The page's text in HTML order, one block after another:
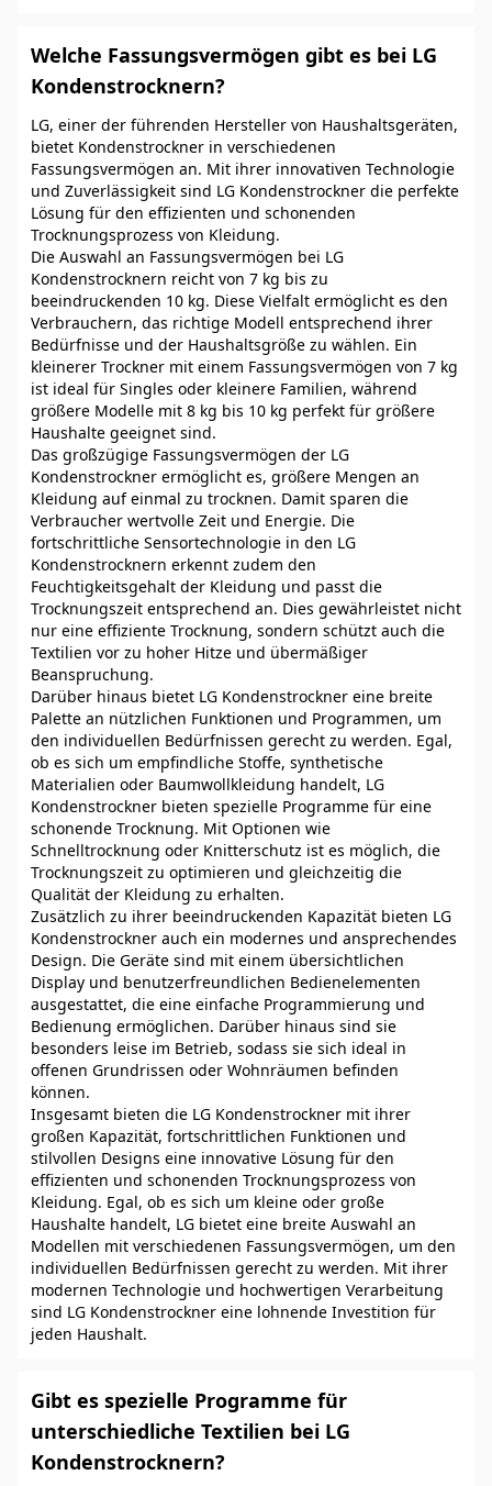
Welche Fassungsvermögen gibt es bei LG
Kondenstrocknern?
LG, einer der führenden Hersteller von Haushaltsgeräten,
bietet Kondenstrockner in verschiedenen
Fassungsvermögen an. Mit ihrer innovativen Technologie
und Zuverlässigkeit sind LG Kondenstrockner die perfekte
Lösung für den effizienten und schonenden
Trocknungsprozess von Kleidung.
Die Auswahl an Fassungsvermögen bei LG
Kondenstrocknern reicht von 7 kg bis zu
beeindruckenden 10 kg. Diese Vielfalt ermöglicht es den
Verbrauchern, das richtige Modell entsprechend ihrer
Bedürfnisse und der Haushaltsgröße zu wählen. Ein
kleinerer Trockner mit einem Fassungsvermögen von 7 kg
ist ideal für Singles oder kleinere Familien, während
größere Modelle mit 8 kg bis 10 kg perfekt für größere
Haushalte geeignet sind.
Das großzügige Fassungsvermögen der LG
Kondenstrockner ermöglicht es, größere Mengen an
Kleidung auf einmal zu trocknen. Damit sparen die
Verbraucher wertvolle Zeit und Energie. Die
fortschrittliche Sensortechnologie in den LG
Kondenstrocknern erkennt zudem den
Feuchtigkeitsgehalt der Kleidung und passt die
Trocknungszeit entsprechend an. Dies gewährleistet nicht
nur eine effiziente Trocknung, sondern schützt auch die
Textilien vor zu hoher Hitze und übermäßiger
Beanspruchung.
Darüber hinaus bietet LG Kondenstrockner eine breite
Palette an nützlichen Funktionen und Programmen, um
den individuellen Bedürfnissen gerecht zu werden. Egal,
ob es sich um empfindliche Stoffe, synthetische
Materialien oder Baumwollkleidung handelt, LG
Kondenstrockner bieten spezielle Programme für eine
schonende Trocknung. Mit Optionen wie
Schnelltrocknung oder Knitterschutz ist es möglich, die
Trocknungszeit zu optimieren und gleichzeitig die
Qualität der Kleidung zu erhalten.
Zusätzlich zu ihrer beeindruckenden Kapazität bieten LG
Kondenstrockner auch ein modernes und ansprechendes
Design. Die Geräte sind mit einem übersichtlichen
Display und benutzerfreundlichen Bedienelementen
ausgestattet, die eine einfache Programmierung und
Bedienung ermöglichen. Darüber hinaus sind sie
besonders leise im Betrieb, sodass sie sich ideal in
offenen Grundrissen oder Wohnräumen befinden
können.
Insgesamt bieten die LG Kondenstrockner mit ihrer
großen Kapazität, fortschrittlichen Funktionen und
stilvollen Designs eine innovative Lösung für den
effizienten und schonenden Trocknungsprozess von
Kleidung. Egal, ob es sich um kleine oder große
Haushalte handelt, LG bietet eine breite Auswahl an
Modellen mit verschiedenen Fassungsvermögen, um den
individuellen Bedürfnissen gerecht zu werden. Mit ihrer
modernen Technologie und hochwertigen Verarbeitung
sind LG Kondenstrockner eine lohnende Investition für
jeden Haushalt.
Gibt es spezielle Programme für
unterschiedliche Textilien bei LG
Kondenstrocknern?